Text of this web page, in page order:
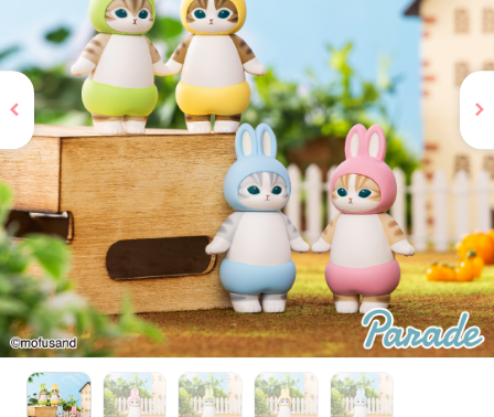
PRIZE 公式 X
PRIZE 公式 Instagram
CAPSULE TOY 公式 X
CAPSULE TOY 公式 Instagram
プライバシーポリシー